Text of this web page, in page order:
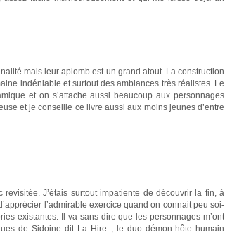
mais leur aplomb est un grand atout. La construction
indéniable et surtout des ambiances très réalistes. Le
et on s’attache aussi beaucoup aux personnages
et je conseille ce livre aussi aux moins jeunes d’entre
revisitée. J’étais surtout impatiente de découvrir la fin, à
l’admirable exercice quand on connait peu soi-
existantes. Il va sans dire que les personnages m’ont
de Sidoine dit La Hire ; le duo démon-hôte humain